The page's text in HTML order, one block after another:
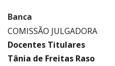
Banca
COMISSÃO JULGADORA
Docentes Titulares
Tânia de Freitas Raso